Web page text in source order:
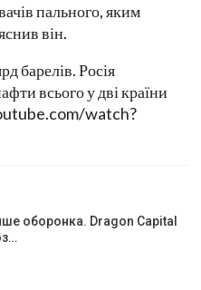
пального, яким
він.
барелів. Росія
всього у дві країни
watch?
оборонка. Dragon Capital